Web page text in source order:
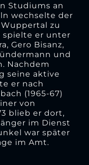
Studiums an
wechselte der
zu
spielte er unter
Gero Bisanz,
und
Nachdem
seine aktive
er nach
(1965-67)
von
blieb er dort,
im Dienst
war später
im Amt.